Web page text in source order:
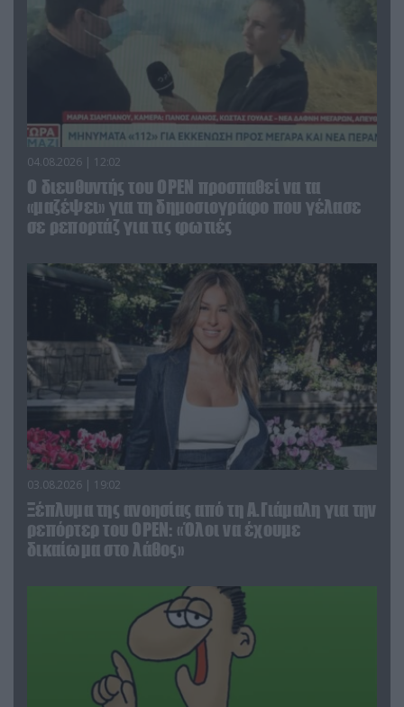
04.08.2026 | 12:02
O διευθυντής του OPEN προσπαθεί να τα
«μαζέψει» για τη δημοσιογράφο που γέλασε
σε ρεπορτάζ για τις φωτιές
03.08.2026 | 19:02
Ξέπλυμα της ανοησίας από τη Α.Γιάμαλη για την
ρεπόρτερ του ΟΡΕΝ: «Όλοι να έχουμε
δικαίωμα στο λάθος»